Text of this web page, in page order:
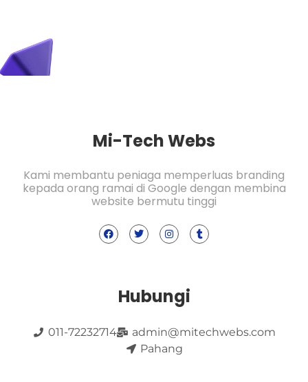
Mi-Tech Webs
Kami membantu peniaga memperluas branding
kepada orang ramai di Google dengan membina
website bermutu tinggi
Hubungi
011-72232714
admin@mitechwebs.com
Pahang